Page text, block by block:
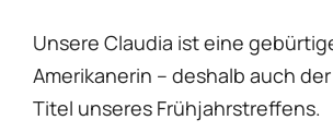
Unsere Claudia ist eine
Amerikanerin – deshalb auch
Titel unseres Frühjahrstreffens.